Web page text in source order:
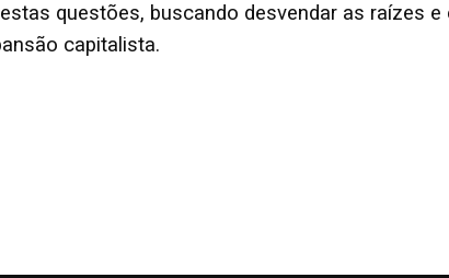
questões, buscando desvendar as raízes
capitalista.